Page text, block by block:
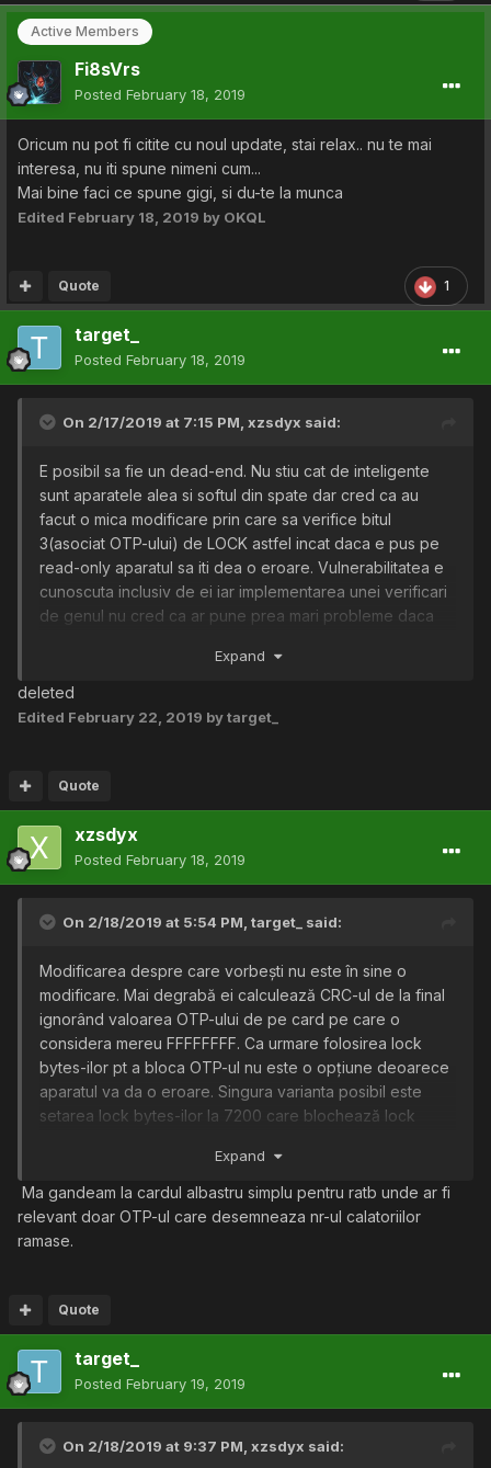
Active Members
Fi8sVrs
Posted February 18, 2019
Oricum nu pot fi citite cu noul update, stai relax.. nu te mai
interesa, nu iti spune nimeni cum...
Mai bine faci ce spune gigi, si du-te la munca
Edited February 18, 2019 by OKQL
1
Quote
target_
Posted February 18, 2019
On 2/17/2019 at 7:15 PM, xzsdyx said:
E posibil sa fie un dead-end. Nu stiu cat de inteligente
sunt aparatele alea si softul din spate dar cred ca au
facut o mica modificare prin care sa verifice bitul
3(asociat OTP-ului) de LOCK astfel incat daca e pus pe
read-only aparatul sa iti dea o eroare. Vulnerabilitatea e
cunoscuta inclusiv de ei iar implementarea unei verificari
de genul nu cred ca ar pune prea mari probleme daca
In informatiile de pe cardul respectiv sunt si informatii
poti gasi.
In alta ordine de idei, ceea ce cauti si probabil ceea ce
vrei sa realizezi constituie o infractiune indiferent daca ai
intentii bune sau nu.
Expand
deleted
Edited February 22, 2019 by target_
Quote
xzsdyx
Posted February 18, 2019
On 2/18/2019 at 5:54 PM, target_ said:
Modificarea despre care vorbești nu este în sine o
modificare. Mai degrabă ei calculează CRC-ul de la final
ignorând valoarea OTP-ului de pe card pe care o
considera mereu FFFFFFFF. Ca urmare folosirea lock
bytes-ilor pt a bloca OTP-ul nu este o opțiune deoarece
aparatul va da o eroare. Singura varianta posibil este
setarea lock bytes-ilor la 7200 care blochează lock
poate modifica după fiecare taxare. Rămâne de decodat
acest timestamp care se afla pe paginile 07-08 și
scrierea unei aplicații pt mobil.
Expand
Ma gandeam la cardul albastru simplu pentru ratb unde ar fi
relevant doar OTP-ul care desemneaza nr-ul calatoriilor
ramase.
Quote
target_
Posted February 19, 2019
On 2/18/2019 at 9:37 PM, xzsdyx said: